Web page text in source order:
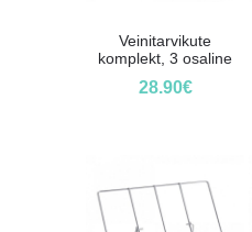
Veinitarvikute
komplekt, 3 osaline
28.90€